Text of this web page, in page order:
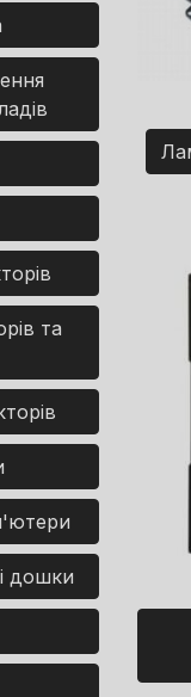
та
дошки